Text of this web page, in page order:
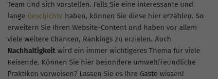
Team und sich vorstellen. Falls Sie eine interessante und
lange Geschichte haben, können Sie diese hier erzählen. So
erweitern Sie Ihren Website-Content und haben vor allem
viele weitere Chancen, Rankings zu erzielen. Auch
Nachhaltigkeit wird ein immer wichtigeres Thema für viele
Reisende. Können Sie hier besondere umweltfreundliche
Praktiken vorweisen? Lassen Sie es Ihre Gäste wissen!